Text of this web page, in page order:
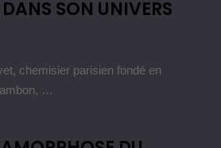
SON UNIVERS
chemisier parisien fondé en
…